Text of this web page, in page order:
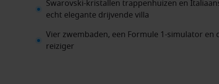
Swarovski-kristallen trappenhuizen en
echt elegante drijvende villa
Vier zwembaden, een Formule 1-simulator
reiziger